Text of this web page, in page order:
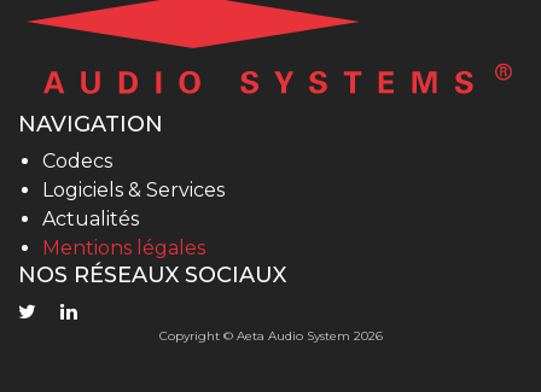
NAVIGATION
Codecs
Logiciels & Services
Actualités
Mentions légales
NOS RÉSEAUX SOCIAUX
Copyright © Aeta Audio System 2026